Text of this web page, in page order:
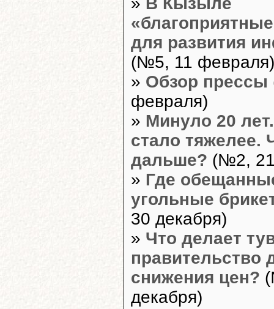
для развития
(№5, 11 февраля)
» Обзор прессы
февраля)
» Минуло 20
стало тяжелее.
дальше? (№2,
» Где
угольные
30 декабря)
» Что делает
правительство
снижения цен?
декабря)